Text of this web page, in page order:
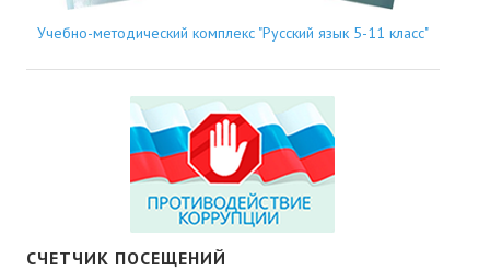
Учебно-методический комплекс "Русский язык 5-11 класс"
СЧЕТЧИК ПОСЕЩЕНИЙ